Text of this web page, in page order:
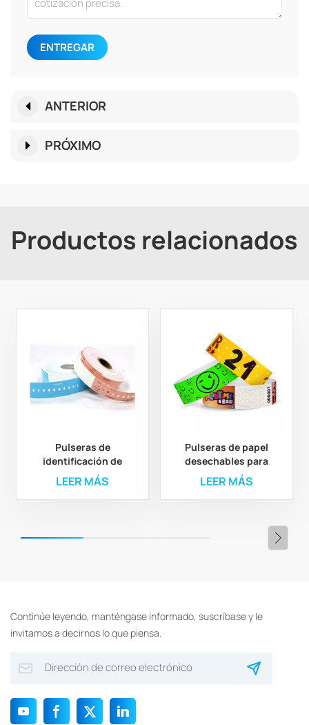
ENTREGAR
ANTERIOR
PRÓXIMO
Productos relacionados
Pulseras de
identificación de
pacientes de papel
térmico desechables
con RFID para una
LEER MÁS
Pulseras de papel
desechables para
control de acceso con
logotipo personalizado
LEER MÁS
Continúe leyendo, manténgase informado, suscríbase y le
invitamos a decirnos lo que piensa.